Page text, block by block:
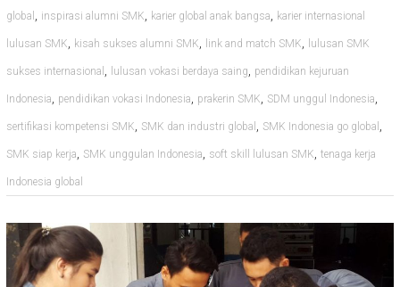
global , inspirasi alumni SMK, karier global anak bangsa, karier internasional
lulusan SMK, kisah sukses alumni SMK, link and match SMK, lulusan SMK
sukses internasional , lulusan vokasi berdaya saing, pendidikan kejuruan
Indonesia, pendidikan vokasi Indonesia, prakerin SMK, SDM unggul Indonesia,
sertifikasi kompetensi SMK, SMK dan industri global , SMK Indonesia go global ,
SMK siap kerja, SMK unggulan Indonesia, soft skill lulusan SMK, tenaga kerja
Indonesia global